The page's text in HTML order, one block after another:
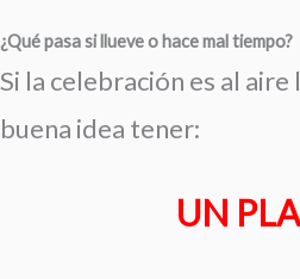
¿Qué pasa si llueve o hace mal tiempo?
Si la celebración es al
buena idea tener:
UN